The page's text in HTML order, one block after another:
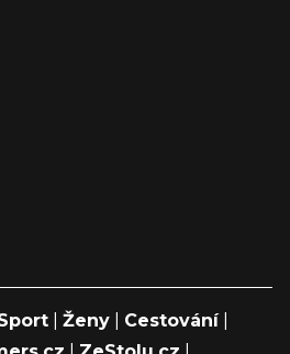
Ženy Cestování|